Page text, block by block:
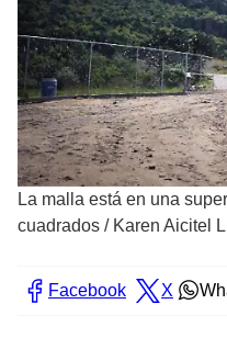
La malla está en una
cuadrados / Karen Aicitel
Facebook X